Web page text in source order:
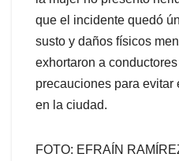
que el incidente quedó
susto y daños físicos
exhortaron a
precauciones para evitar
en la ciudad.
FOTO: EFRAÍN